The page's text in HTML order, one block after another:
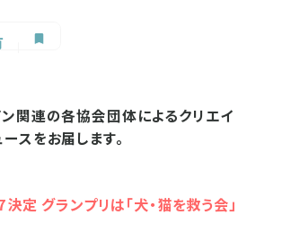
ン関連の各協会団体によるクリエイ
スをお届します。
定 グランプリは「犬・猫を救う会」